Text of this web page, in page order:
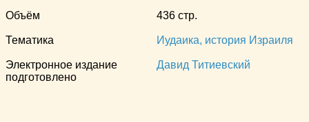
Объём 436 стр.
Тематика Иудаика, история Израиля
Электронное издание
подготовлено
Давид Титиевский